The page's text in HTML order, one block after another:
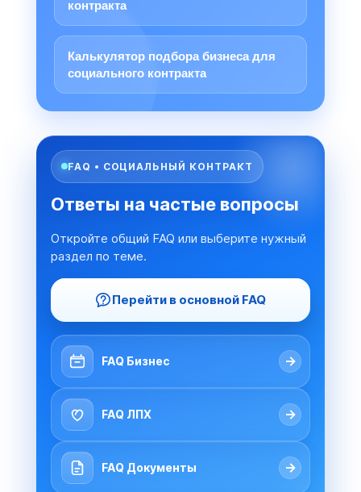
контракта
Калькулятор подбора бизнеса для
социального контракта
FAQ • СОЦИАЛЬНЫЙ КОНТРАКТ
Ответы на частые вопросы
Откройте общий FAQ или выберите нужный
раздел по теме.
Перейти в основной FAQ
FAQ Бизнес →
FAQ ЛПХ →
FAQ Документы →